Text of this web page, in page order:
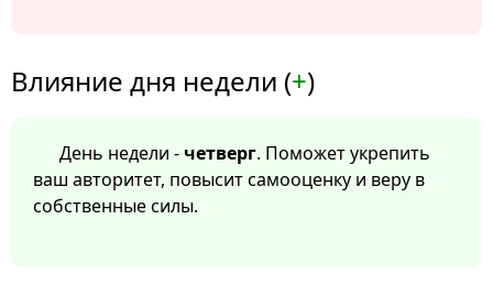
Влияние дня недели (+)
День недели - четверг. Поможет укрепить
ваш авторитет, повысит самооценку и веру в
собственные силы.